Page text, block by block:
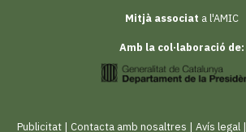
Mitjà associat a l'AMIC
Amb la col·laboració de:
Publicitat| Contacta amb nosaltres | Avís legal|